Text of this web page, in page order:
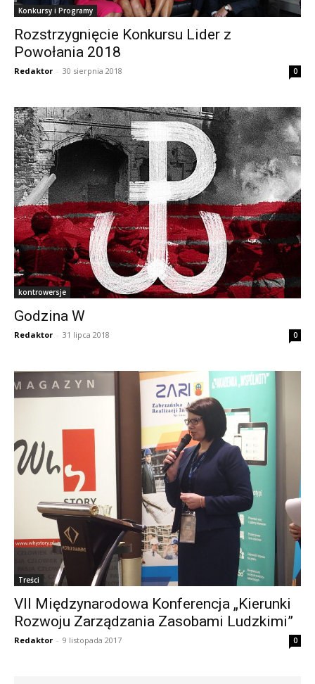
Konkursy i Programy
Rozstrzygnięcie Konkursu Lider z
Powołania 2018
Redaktor - 30 sierpnia 2018 0
kontrowersje
Godzina W
Redaktor - 31 lipca 2018 0
Treści
VII Międzynarodowa Konferencja „Kierunki
Rozwoju Zarządzania Zasobami Ludzkimi”
Redaktor - 9 listopada 2017 0